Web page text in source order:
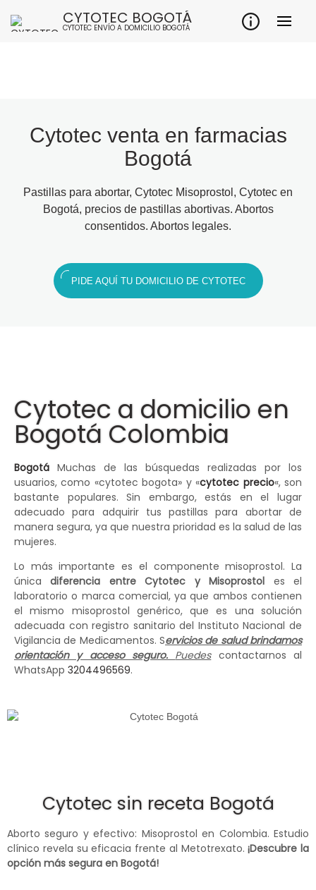
CYTOTEC BOGOTÁ
CYTOTEC ENVÍO A DOMICILIO BOGOTÁ
Cytotec venta en farmacias
Bogotá
Pastillas para abortar, Cytotec Misoprostol, Cytotec en
Bogotá, precios de pastillas abortivas. Abortos
consentidos. Abortos legales.
PIDE AQUÍ TU DOMICILIO DE CYTOTEC
Cytotec a domicilio en
Bogotá Colombia
Bogotá Muchas de las búsquedas realizadas por los
usuarios, como «cytotec bogota» y «cytotec precio«, son
bastante populares. Sin embargo, estás en el lugar
adecuado para adquirir tus pastillas para abortar de
manera segura, ya que nuestra prioridad es la salud de las
mujeres.
Lo más importante es el componente misoprostol. La
únicadiferencia entre Cytotec y Misoprostol es el
laboratorio o marca comercial, ya que ambos contienen
el mismo misoprostol genérico, que es una solución
adecuada con registro sanitario del Instituto Nacional de
Vigilancia de Medicamentos. Servicios de salud brindamos
orientación y acceso seguro. Puedescontactarnos al
WhatsApp 3204496569.
Cytotec sin receta Bogotá
Aborto seguro y efectivo: Misoprostol en Colombia. Estudio
clínico revela su eficacia frente al Metotrexato.¡Descubre la
opción más segura en Bogotá!